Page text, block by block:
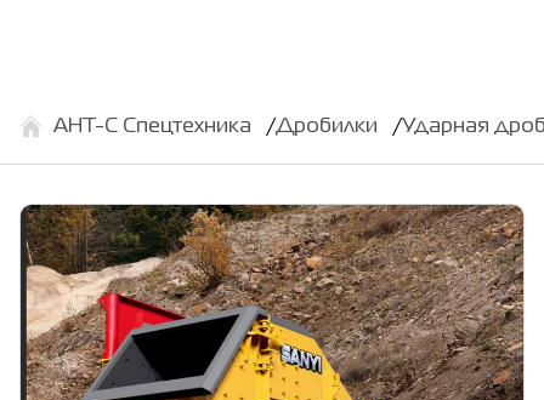
АНТ-С Спецтехника Дробилки Ударная